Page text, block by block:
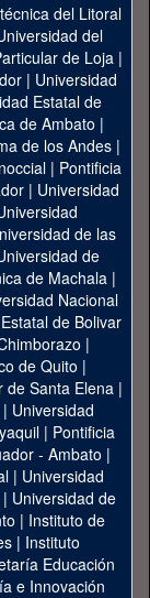
del Litoral
del
de Loja|
| Universidad
Estatal de
de Ambato |
de los Andes|
| Pontificia
| Universidad
de las
de
de Machala|
Nacional
de Bolivar
|
de Quito |
de Santa Elena|
| Universidad
| Pontificia
- Ambato |
| Universidad
Universidad de
| Instituto de
| Instituto
Educación
e Innovación